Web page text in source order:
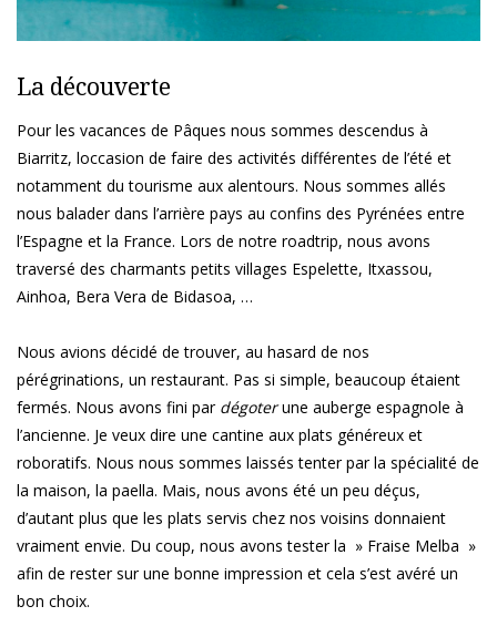
La découverte
Pour les vacances de Pâques nous sommes descendus à
Biarritz, loccasion de faire des activités différentes de l’été et
notamment du tourisme aux alentours. Nous sommes allés
nous balader dans l’arrière pays au confins des Pyrénées entre
l’Espagne et la France. Lors de notre roadtrip, nous avons
traversé des charmants petits villages Espelette, Itxassou,
Ainhoa, Bera Vera de Bidasoa, …
Nous avions décidé de trouver, au hasard de nos
pérégrinations, un restaurant. Pas si simple, beaucoup étaient
fermés. Nous avons fini par dégoterune auberge espagnole à
l’ancienne. Je veux dire une cantine aux plats généreux et
roboratifs. Nous nous sommes laissés tenter par la spécialité de
la maison, la paella. Mais, nous avons été un peu déçus,
d’autant plus que les plats servis chez nos voisins donnaient
vraiment envie. Du coup, nous avons tester la » Fraise Melba »
afin de rester sur une bonne impression et cela s’est avéré un
bon choix.